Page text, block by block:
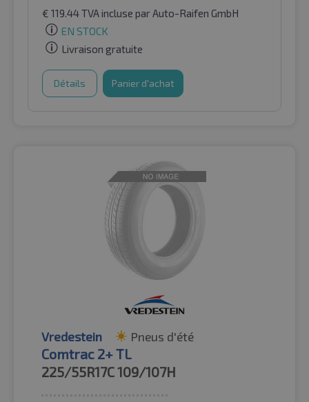
€ 119.44TVA incluse par Auto-Raifen GmbH
EN STOCK
Livraison gratuite
Détails Panier d'achat
Vredestein Pneus d'été
Comtrac 2+ TL
225/55R17C109/107H